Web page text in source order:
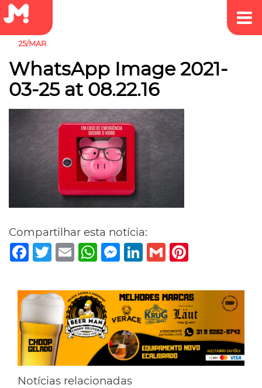
25/MAR
WhatsApp Image 2021-
03-25 at 08.22.16
Compartilhar esta notícia:
Facebook
TwitterEmail WhatsAppMessenger
LinkedIn
Gmail
Notícias relacionadas